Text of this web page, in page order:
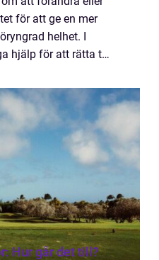
för att ge en mer
helhet. I
hjälp för att rätta till
Hur går det till?